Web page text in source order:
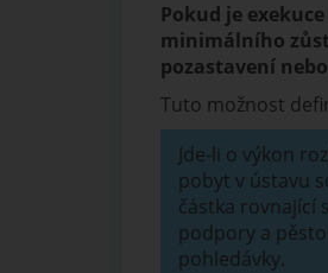
Pokud je
minimálního
pozastavení
Tuto možnost
Jde-li o výkon
pobyt v ústavu
částka rovnající
podpory a
pohledávky.